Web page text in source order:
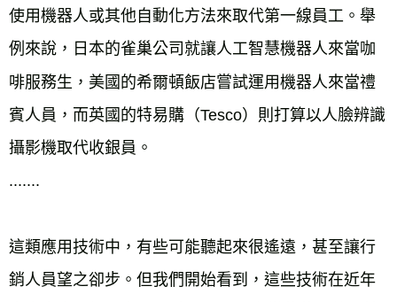
使用機器人或其他自動化方法來取代第一線員工。舉
例來說，日本的雀巢公司就讓人工智慧機器人來當咖
啡服務生，美國的希爾頓飯店嘗試運用機器人來當禮
賓人員，而英國的特易購（Tesco）則打算以人臉辨識
攝影機取代收銀員。
.......
這類應用技術中，有些可能聽起來很遙遠，甚至讓行
銷人員望之卻步。但我們開始看到，這些技術在近年